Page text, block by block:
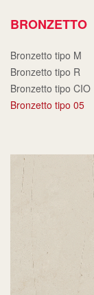
BRONZETTO
Bronzetto tipo M
Bronzetto tipo R
Bronzetto tipo CIO
Bronzetto tipo 05